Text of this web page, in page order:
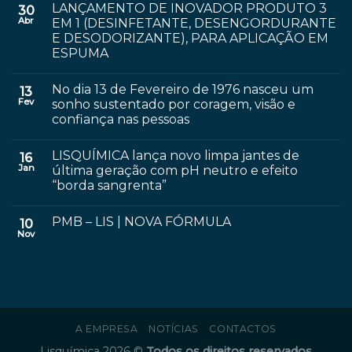
30
Abr
LANÇAMENTO DE INOVADOR PRODUTO 3
EM 1 (DESINFETANTE, DESENGORDURANTE
E DESODORIZANTE), PARA APLICAÇÃO EM
ESPUMA
13
Fev
No dia 13 de Fevereiro de 1976 nasceu um
sonho sustentado por coragem, visão e
confiança nas pessoas
16
Jan
LISQUÍMICA lança novo limpa jantes de
última geração com pH neutro e efeito
“borda sangrenta”
10
Nov
PMB – LIS | NOVA FÓRMULA
A EMPRESA NOTÍCIAS CONTACTOS